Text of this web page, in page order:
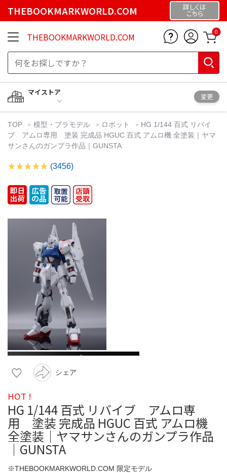
THEBOOKMARKWORLD.COM 詳しくは
こちら
THEBOOKMARKWORLD.COM 0
マイストア
変更
TOP 模型・プラモデル ロボット
HG 1/144 百式 リバイ
ブ アムロ専用 塗装 完成品 HGUC 百式 アムロ機 全塗装｜ヤマ
サンさんのガンプラ作品｜GUNSTA
(3456)
シェア
HOT !
HG 1/144 百式 リバイブ アムロ専
用 塗装 完成品 HGUC 百式 アムロ機
全塗装｜ヤマサンさんのガンプラ作品
｜GUNSTA
※THEBOOKMARKWORLD.COM 限定モデル